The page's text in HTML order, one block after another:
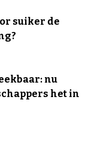
suiker de
nu
het in